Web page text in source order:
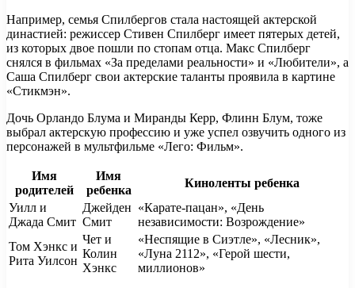
Например, семья Спилбергов стала настоящей актерской
династией: режиссер Стивен Спилберг имеет пятерых детей,
из которых двое пошли по стопам отца. Макс Спилберг
снялся в фильмах «За пределами реальности» и «Любители», а
Саша Спилберг свои актерские таланты проявила в картине
«Стикмэн».
Дочь Орландо Блума и Миранды Керр, Флинн Блум, тоже
выбрал актерскую профессию и уже успел озвучить одного из
персонажей в мультфильме «Лего: Фильм».
Имя
родителей
Имя
ребенка
Киноленты ребенка
Уилл и
Джада Смит
Джейден
Смит
«Карате-пацан», «День
независимости: Возрождение»
Том Хэнкс и
Рита Уилсон
Чет и
Колин
Хэнкс
«Неспящие в Сиэтле», «Лесник»,
«Луна 2112», «Герой шести,
миллионов»